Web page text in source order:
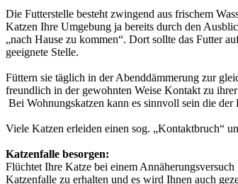
Die Futterstelle besteht zwingend aus frischem
Katzen Ihre Umgebung ja bereits durch den
„nach Hause zu kommen“. Dort sollte das Futter
geeignete Stelle.
Füttern sie täglich in der Abenddämmerung zur
freundlich in der gewohnten Weise Kontakt zu
Bei Wohnungskatzen kann es sinnvoll sein die
Viele Katzen erleiden einen sog. „Kontaktbruch“
Katzenfalle besorgen:
Flüchtet Ihre Katze bei einem
Katzenfalle zu erhalten und es wird Ihnen auch